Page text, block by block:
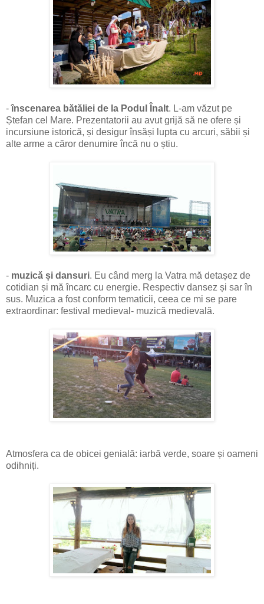
-înscenarea bătăliei de la Podul Înalt. L-am văzut pe
Ștefan cel Mare. Prezentatorii au avut grijă să ne ofere și
incursiune istorică, și desigur însăși lupta cu arcuri, săbii și
alte arme a căror denumire încă nu o știu.
- muzică și dansuri. Eu când merg la Vatra mă detașez de
cotidian și mă încarc cu energie. Respectiv dansez și sar în
sus. Muzica a fost conform tematicii, ceea ce mi se pare
extraordinar: festival medieval- muzică medievală.
Atmosfera ca de obicei genială: iarbă verde, soare și oameni
odihniți.